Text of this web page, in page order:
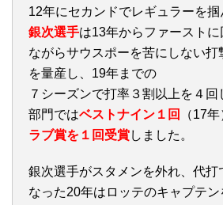
12年にセカンドでレギュラーを
銀次選手は13年からファースト
ながらサウスポーを苦にしない打
を量産し、19年までの
７シーズンで打率３割以上を４回
部門ではベストナイン１回 （17年
ラブ賞を１回受賞しました。
銀次選手がスタメンを外れ、代打
なった20年はロッテのキャプテ